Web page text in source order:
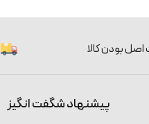
بودن کالا
پیشنهاد شگفت انگیز